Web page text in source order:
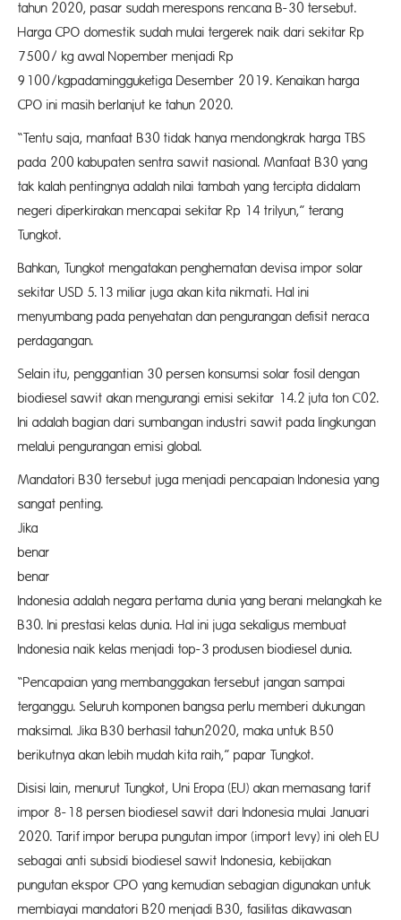
tahun 2020, pasar sudah merespons rencana B-30 tersebut.
Harga CPO domestik sudah mulai tergerek naik dari sekitar Rp
7500/ kg awal Nopember menjadi Rp
9100/kgpadamingguketiga Desember 2019. Kenaikan harga
CPO ini masih berlanjut ke tahun 2020.
“Tentu saja, manfaat B30 tidak hanya mendongkrak harga TBS
pada 200 kabupaten sentra sawit nasional. Manfaat B30 yang
tak kalah pentingnya adalah nilai tambah yang tercipta didalam
negeri diperkirakan mencapai sekitar Rp 14 trilyun,” terang
Tungkot.
Bahkan, Tungkot mengatakan penghematan devisa impor solar
sekitar USD 5.13 miliar juga akan kita nikmati. Hal ini
menyumbang pada penyehatan dan pengurangan defisit neraca
perdagangan.
Selain itu, penggantian 30 persen konsumsi solar fosil dengan
biodiesel sawit akan mengurangi emisi sekitar 14.2 juta ton C02.
Ini adalah bagian dari sumbangan industri sawit pada lingkungan
melalui pengurangan emisi global.
Mandatori B30 tersebut juga menjadi pencapaian Indonesia yang
sangat penting.
Jika
benar
benar
Indonesia adalah negara pertama dunia yang berani melangkah ke
B30. Ini prestasi kelas dunia. Hal ini juga sekaligus membuat
Indonesia naik kelas menjadi top-3 produsen biodiesel dunia.
“Pencapaian yang membanggakan tersebut jangan sampai
terganggu. Seluruh komponen bangsa perlu memberi dukungan
maksimal. Jika B30 berhasil tahun2020, maka untuk B50
berikutnya akan lebih mudah kita raih,” papar Tungkot.
Disisi lain, menurut Tungkot, Uni Eropa (EU) akan memasang tarif
impor 8-18 persen biodiesel sawit dari Indonesia mulai Januari
2020. Tarif impor berupa pungutan impor (import levy) ini oleh EU
sebagai anti subsidi biodiesel sawit Indonesia, kebijakan
pungutan ekspor CPO yang kemudian sebagian digunakan untuk
membiayai mandatori B20 menjadi B30, fasilitas dikawasan